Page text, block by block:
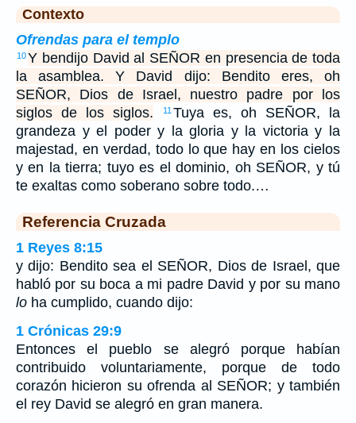
Contexto
Ofrendas para el templo
10Y bendijo David al SEÑOR en presencia de toda
la asamblea. Y David dijo: Bendito eres, oh
SEÑOR, Dios de Israel, nuestro padre por los
siglos de los siglos.
11 Tuya es, oh SEÑOR, la
grandeza y el poder y la gloria y la victoria y la
majestad, en verdad, todo lo que hay en los cielos
y en la tierra; tuyo es el dominio, oh SEÑOR, y tú
te exaltas como soberano sobre todo.…
Referencia Cruzada
1 Reyes 8:15
y dijo: Bendito sea el SEÑOR, Dios de Israel, que
habló por su boca a mi padre David y por su mano
lo ha cumplido, cuando dijo:
1 Crónicas 29:9
Entonces el pueblo se alegró porque habían
contribuido voluntariamente, porque de todo
corazón hicieron su ofrenda al SEÑOR; y también
el rey David se alegró en gran manera.